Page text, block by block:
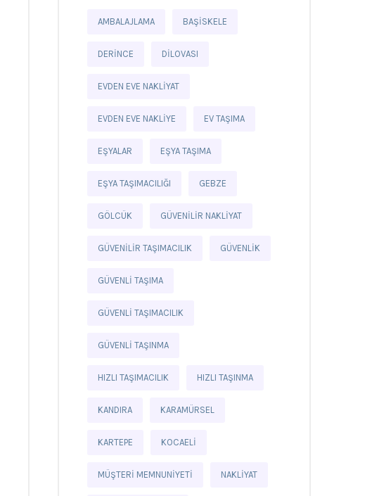
AMBALAJLAMA BAŞISKELE
DERINCE DILOVASI
EVDEN EVE NAKLIYAT
EVDEN EVE NAKLIYE EV TAŞIMA
EŞYALAR EŞYA TAŞIMA
EŞYA TAŞIMACILIĞI GEBZE
GÖLCÜK GÜVENILIR NAKLIYAT
GÜVENILIR TAŞIMACILIK GÜVENLIK
GÜVENLI TAŞIMA
GÜVENLI TAŞIMACILIK
GÜVENLI TAŞINMA
HIZLI TAŞIMACILIK HIZLI TAŞINMA
KANDIRA KARAMÜRSEL
KARTEPE KOCAELI
MÜŞTERI MEMNUNIYETI NAKLIYAT